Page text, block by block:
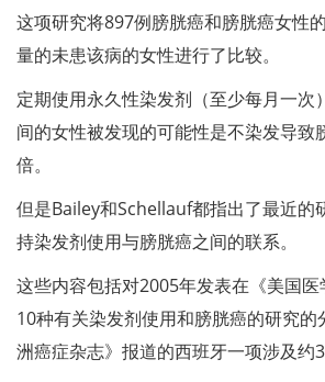
这项研究将897例膀胱癌和膀胱癌女性
量的未患该病的女性进行了比较。
定期使用永久性染发剂（至少每月一次
间的女性被发现的可能性是不染发导致
倍。
但是Bailey和Schellauf都指出了最近的
持染发剂使用与膀胱癌之间的联系。
这些内容包括对2005年发表在《美国
10种有关染发剂使用和膀胱癌的研究的
洲癌症杂志》报道的西班牙一项涉及约